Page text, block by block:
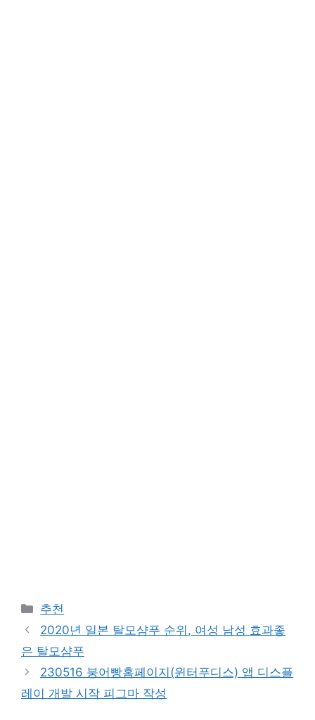
카
테
리
추천
2020년 일본 탈모샴푸 순위, 여성 남성 효과좋
은 탈모샴푸
230516 붕어빵홈페이지(윈터푸디스) 앱 디스플
레이 개발 시작 피그마 작성